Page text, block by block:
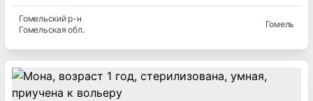
Гомельскийр-н
Гомельская обл.
Гомель